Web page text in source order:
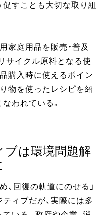
すことも大切な取り組
家庭用品を販売・普及
サイクル原料となる使
購入時に使えるポイン
物を使ったレシピを紹
われている。
ブは環境問題解
、回復の軌道にのせる」
ィブだが、実際には多